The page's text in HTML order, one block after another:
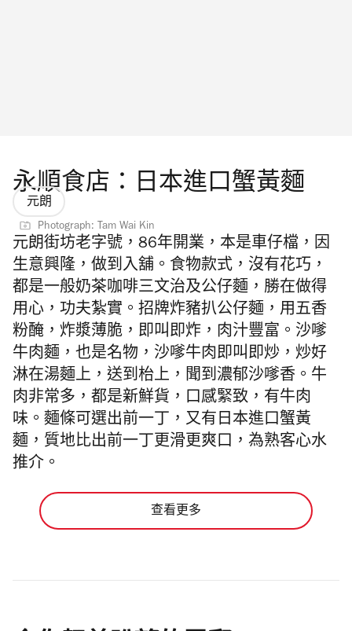
永順食店：日本進口蟹黃麵
元朗
Photograph: Tam Wai Kin
元朗街坊老字號， 86年開業，本是車仔檔，因
生意興隆，做到入舖。食物款式，沒有花巧，
都是一般奶茶咖啡三文治及公仔麵，勝在做得
用心，功夫紮實。招牌炸豬扒公仔麵，用五香
粉醃，炸漿薄脆，即叫即炸，肉汁豐富。沙嗲
牛肉麵，也是名物，沙嗲牛肉即叫即炒，炒好
淋在湯麵上，送到枱上，聞到濃郁沙嗲香。牛
肉非常多，都是新鮮貨，口感緊致，有牛肉
味。麵條可選出前一丁，又有日本進口蟹黃
麵，質地比出前一丁更滑更爽口，為熟客心水
推介。
查看更多